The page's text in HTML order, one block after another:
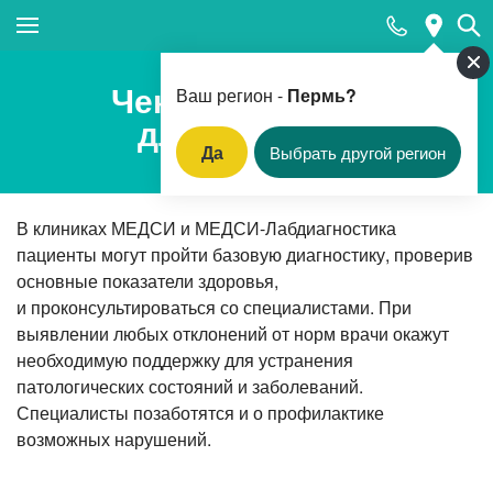
Ваш регион - Пермь?
Да Выбрать другой регион
Популярные запросы
Прием педиатра
МРТ
КТ
Прием гинеколога
УЗИ
Удаление родинок и папиллом
Чекап «Базовый
для женщин»
В клиниках МЕДСИ и МЕДСИ-Лабдиагностика
пациенты могут пройти базовую диагностику, проверив
основные показатели здоровья,
и проконсультироваться со специалистами. При
выявлении любых отклонений от норм врачи окажут
необходимую поддержку для устранения
патологических состояний и заболеваний.
Специалисты позаботятся и о профилактике
возможных нарушений.